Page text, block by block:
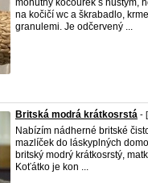
mohutný kocourek s hustým,
na kočičí wc a škrabadlo,
granulemi. Je odčervený ...
Britská modrá krátkosrstá -
Nabízím nádherné britské
mazlíček do láskyplných
britský modrý krátkosrstý,
Koťátko je kon ...